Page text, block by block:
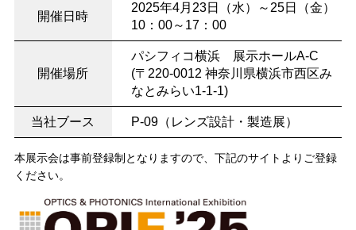
開催日時
2025年4月23日（水）～25日（金）
10：00～17：00
開催場所
パシフィコ横浜 展示ホールA-C
(〒220-0012 神奈川県横浜市西区み
なとみらい1-1-1)
当社ブース P-09（レンズ設計・製造展）
本展示会は事前登録制となりますので、下記のサイトよりご登録
ください。